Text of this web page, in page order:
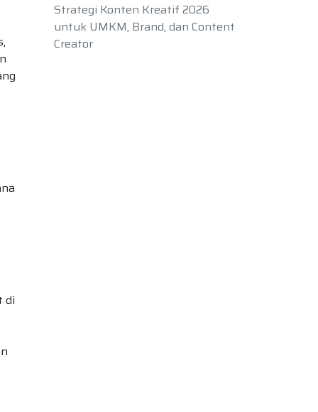
di
Strategi Konten Kreatif 2026
untuk UMKM, Brand, dan Content
Creator